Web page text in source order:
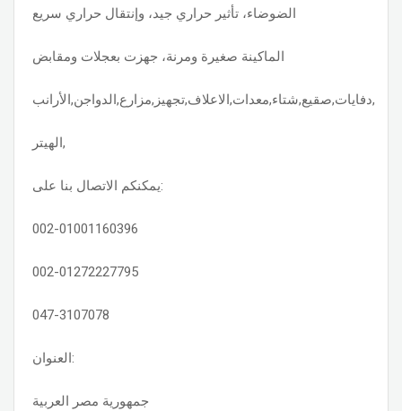
الضوضاء، تأثير حراري جيد، وإنتقال حراري سريع
الماكينة صغيرة ومرنة، جهزت بعجلات ومقابض
دفايات,صقيع,شتاء,معدات,الاعلاف,تجهيز,مزارع,الدواجن,الأرانب,
الهيتر,
يمكنكم الاتصال بنا على:
002-01001160396
002-01272227795
047-3107078
العنوان:
جمهورية مصر العربية